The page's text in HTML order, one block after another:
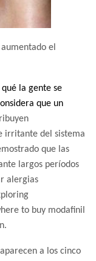
el
la gente se
que un
irritante del sistema
que las
largos períodos
alergias
to buy modafinil
a los cinco